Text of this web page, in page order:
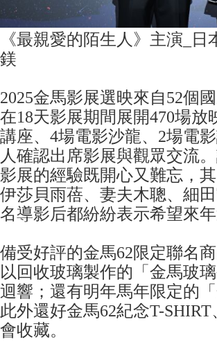
《最親愛的陌生人》主演_
鎂
2025金馬影展選映來自52個
在18天影展期間展開470場放
講座、4場電影沙龍、2場電
人確認出席影展與觀眾交流
影展的經驗既開心又難忘，
伊莎貝雨蓓、妻夫木聰、細
名導影后都紛紛表示希望來
備受好評的金馬62限定聯名
以回收玻璃製作的「金馬玻
迴響；還有明年馬年限定的
此外還好金馬62紀念T-
會收藏。